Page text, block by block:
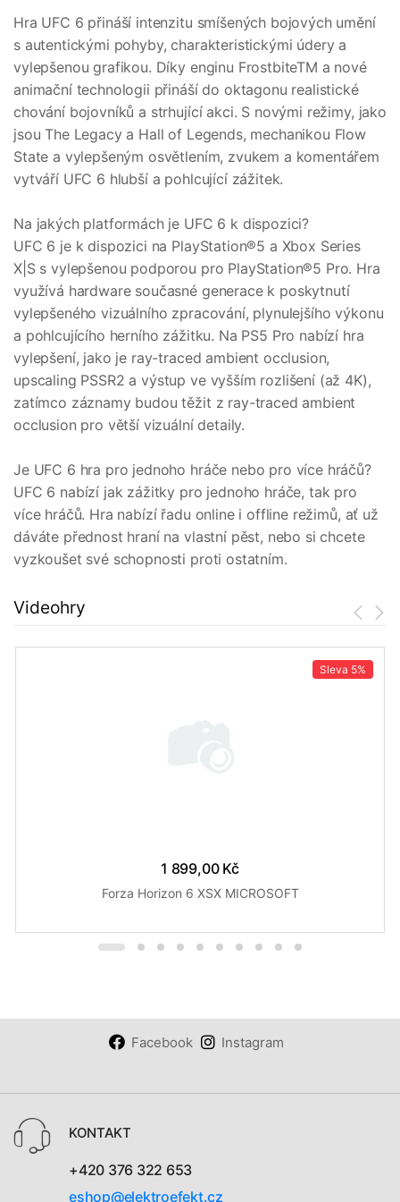
Hra UFC 6 přináší intenzitu smíšených bojových umění
s autentickými pohyby, charakteristickými údery a
vylepšenou grafikou. Díky enginu FrostbiteTM a nové
animační technologii přináší do oktagonu realistické
chování bojovníků a strhující akci. S novými režimy, jako
jsou The Legacy a Hall of Legends, mechanikou Flow
State a vylepšeným osvětlením, zvukem a komentářem
vytváří UFC 6 hlubší a pohlcující zážitek.
Na jakých platformách je UFC 6 k dispozici?
UFC 6 je k dispozici na PlayStation®5 a Xbox Series
X|S s vylepšenou podporou pro PlayStation®5 Pro. Hra
využívá hardware současné generace k poskytnutí
vylepšeného vizuálního zpracování, plynulejšího výkonu
a pohlcujícího herního zážitku. Na PS5 Pro nabízí hra
vylepšení, jako je ray-traced ambient occlusion,
upscaling PSSR2 a výstup ve vyšším rozlišení (až 4K),
zatímco záznamy budou těžit z ray-traced ambient
occlusion pro větší vizuální detaily.
Je UFC 6 hra pro jednoho hráče nebo pro více hráčů?
UFC 6 nabízí jak zážitky pro jednoho hráče, tak pro
více hráčů. Hra nabízí řadu online i offline režimů, ať už
dáváte přednost hraní na vlastní pěst, nebo si chcete
vyzkoušet své schopnosti proti ostatním.
Videohry
Sleva 5%
1 899,00 Kč
Forza Horizon 6 XSX MICROSOFT
Facebook Instagram
KONTAKT
+420 376 322 653
eshop@elektroefekt.cz